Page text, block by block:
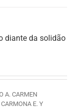
diante da solidão
A. CARMEN
E. Y